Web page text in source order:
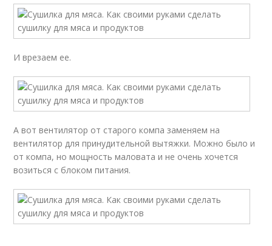
И врезаем ее.
А вот вентилятор от старого компа заменяем на
вентилятор для принудительной вытяжки. Можно было и
от компа, но мощность маловата и не очень хочется
возиться с блоком питания.